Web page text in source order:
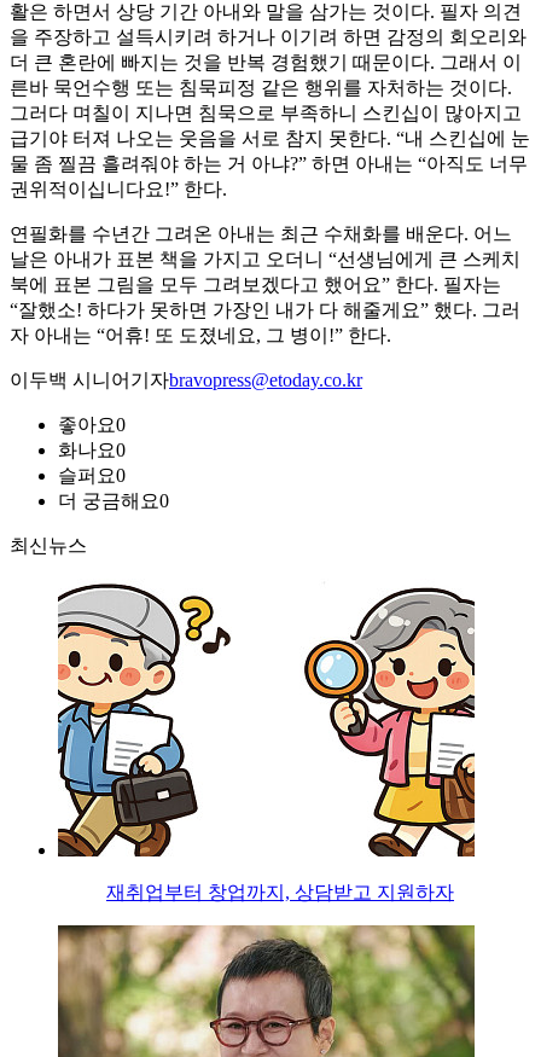
활은 하면서 상당 기간 아내와 말을 삼가는 것이다. 필자 의견
을 주장하고 설득시키려 하거나 이기려 하면 감정의 회오리와
더 큰 혼란에 빠지는 것을 반복 경험했기 때문이다. 그래서 이
른바 묵언수행 또는 침묵피정 같은 행위를 자처하는 것이다.
그러다 며칠이 지나면 침묵으로 부족하니 스킨십이 많아지고
급기야 터져 나오는 웃음을 서로 참지 못한다. “내 스킨십에 눈
물 좀 찔끔 흘려줘야 하는 거 아냐?” 하면 아내는 “아직도 너무
권위적이십니다요!” 한다.
연필화를 수년간 그려온 아내는 최근 수채화를 배운다. 어느
날은 아내가 표본 책을 가지고 오더니 “선생님에게 큰 스케치
북에 표본 그림을 모두 그려보겠다고 했어요” 한다. 필자는
“잘했소! 하다가 못하면 가장인 내가 다 해줄게요” 했다. 그러
자 아내는 “어휴! 또 도졌네요, 그 병이!” 한다.
이두백 시니어기자bravopress@etoday.co.kr
좋아요0
화나요0
슬퍼요0
더 궁금해요0
최신뉴스
재취업부터 창업까지, 상담받고 지원하자